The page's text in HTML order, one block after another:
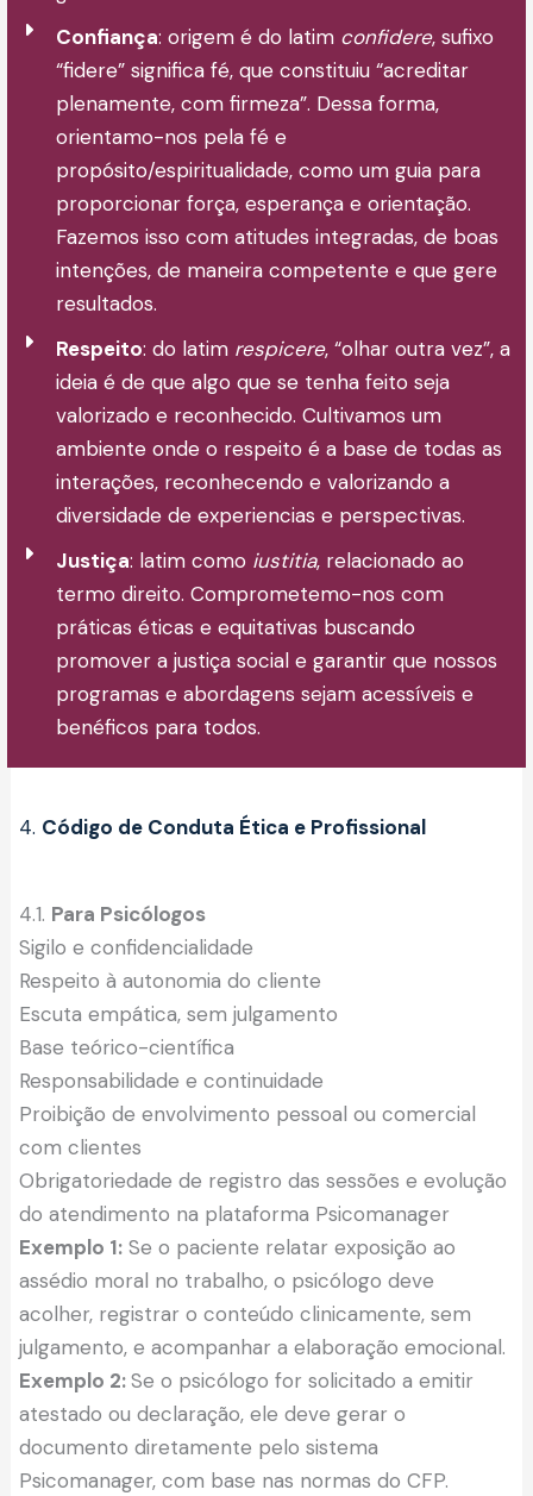
Confiança: origem é do latim confidere, sufixo
“fidere” significa fé, que constituiu “acreditar
plenamente, com firmeza”. Dessa forma,
orientamo-nos pela fé e
propósito/espiritualidade, como um guia para
proporcionar força, esperança e orientação.
Fazemos isso com atitudes integradas, de boas
intenções, de maneira competente e que gere
resultados.
Respeito: do latim respicere, “olhar outra vez”, a
ideia é de que algo que se tenha feito seja
valorizado e reconhecido. Cultivamos um
ambiente onde o respeito é a base de todas as
interações, reconhecendo e valorizando a
diversidade de experiencias e perspectivas.
Justiça: latim como iustitia, relacionado ao
termo direito. Comprometemo-nos com
práticas éticas e equitativas buscando
promover a justiça social e garantir que nossos
programas e abordagens sejam acessíveis e
benéficos para todos.
4. Código de Conduta Ética e Profissional
4.1. Para Psicólogos
Sigilo e confidencialidade
Respeito à autonomia do cliente
Escuta empática, sem julgamento
Base teórico-científica
Responsabilidade e continuidade
Proibição de envolvimento pessoal ou comercial
com clientes
Obrigatoriedade de registro das sessões e evolução
do atendimento na plataforma Psicomanager
Exemplo 1: Se o paciente relatar exposição ao
assédio moral no trabalho, o psicólogo deve
acolher, registrar o conteúdo clinicamente, sem
julgamento, e acompanhar a elaboração emocional.
Exemplo 2:Se o psicólogo for solicitado a emitir
atestado ou declaração, ele deve gerar o
documento diretamente pelo sistema
Psicomanager, com base nas normas do CFP.